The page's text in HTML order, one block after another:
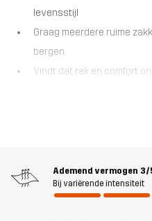
levensstijl
Graag meerdere ruime
bergen
Vindt dat rek en comfort
buitenvest, ontwikkeld voor
comfortabele pasvorm hebt als
het boordevol handige
Ademend vermogen 3/
Bij variërende intensiteit